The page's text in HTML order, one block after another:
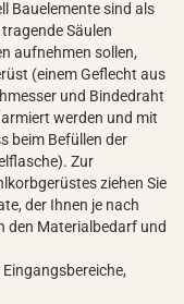
Bauelemente sind als
Säulen
aufnehmen sollen,
(einem Geflecht aus
und Bindedraht
werden und mit
beim Befüllen der
Zur
ziehen Sie
der Ihnen je nach
den Materialbedarf und